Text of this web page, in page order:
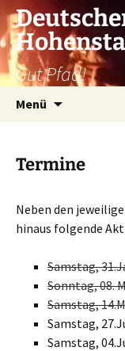
Zum
Inhalt
springen
Gut Pfad!
Menü
Termine
Neben den
hinaus folgende
Samstag,
Sonntag, 08.
Samstag,
Samstag,
Samstag,